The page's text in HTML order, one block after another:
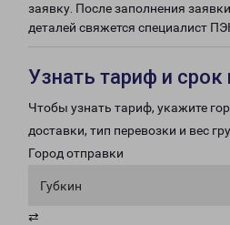
заявку. После заполнения
деталей свяжется специалист
Узнать тариф и срок
Чтобы узнать тариф, укажите
доставки, тип перевозки и вес
Город отправки
Губкин
⇄